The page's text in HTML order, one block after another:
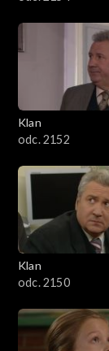
Klan
odc. 2152
Klan
odc. 2150